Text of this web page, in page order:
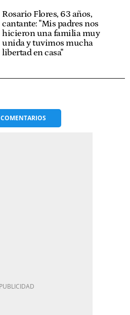
Rosario Flores, 63 años,
cantante: "Mis padres nos
hicieron una familia muy
unida y tuvimos mucha
libertad en casa"
COMENTARIOS